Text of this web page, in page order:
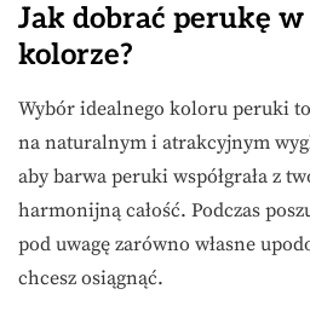
Jak dobrać perukę
kolorze?
Wybór idealnego koloru peruki
na naturalnym i atrakcyjnym
aby barwa peruki współgrała z
harmonijną całość. Podczas
pod uwagę zarówno własne
chcesz osiągnąć.